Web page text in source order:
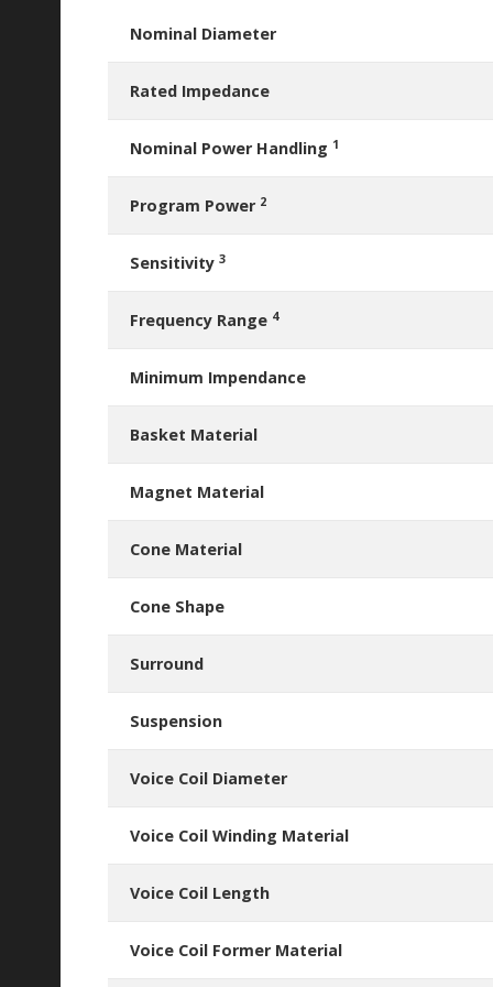
Nominal Diameter
Rated Impedance
Nominal Power Handling 1
Program Power 2
Sensitivity 3
Frequency Range 4
Minimum Impendance
Basket Material
Magnet Material
Cone Material
Cone Shape
Surround
Suspension
Voice Coil Diameter
Voice Coil Winding Material
Voice Coil Length
Voice Coil Former Material